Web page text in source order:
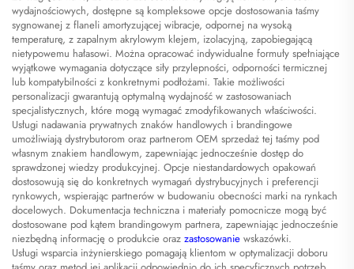
wydajnościowych, dostępne są kompleksowe opcje dostosowania taśmy
sygnowanej z flaneli amortyzującej wibracje, odpornej na wysoką
temperaturę, z zapalnym akrylowym klejem, izolacyjną, zapobiegającą
nietypowemu hałasowi. Można opracować indywidualne formuły spełniające
wyjątkowe wymagania dotyczące siły przylepności, odporności termicznej
lub kompatybilności z konkretnymi podłożami. Takie możliwości
personalizacji gwarantują optymalną wydajność w zastosowaniach
specjalistycznych, które mogą wymagać zmodyfikowanych właściwości.
Usługi nadawania prywatnych znaków handlowych i brandingowe
umożliwiają dystrybutorom oraz partnerom OEM sprzedaż tej taśmy pod
własnym znakiem handlowym, zapewniając jednocześnie dostęp do
sprawdzonej wiedzy produkcyjnej. Opcje niestandardowych opakowań
dostosowują się do konkretnych wymagań dystrybucyjnych i preferencji
rynkowych, wspierając partnerów w budowaniu obecności marki na rynkach
docelowych. Dokumentacja techniczna i materiały pomocnicze mogą być
dostosowane pod kątem brandingowym partnera, zapewniając jednocześnie
niezbędną informację o produkcie oraz zastosowanie wskazówki.
Usługi wsparcia inżynierskiego pomagają klientom w optymalizacji doboru